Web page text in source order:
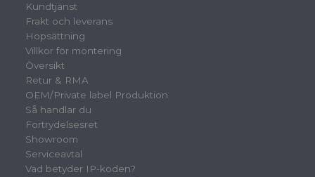
Kundtjänst
Frakt och leverans
Hopsättning
Villkor för montering
Översikt
Retur & RMA
OEM/Private label Produktion
Så handlar du
Fortrydelsesret
Showroom
Serviceavtal
Vad betyder IP-koden?